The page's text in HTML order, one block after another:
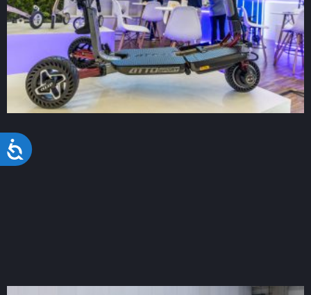
Acessibilidade